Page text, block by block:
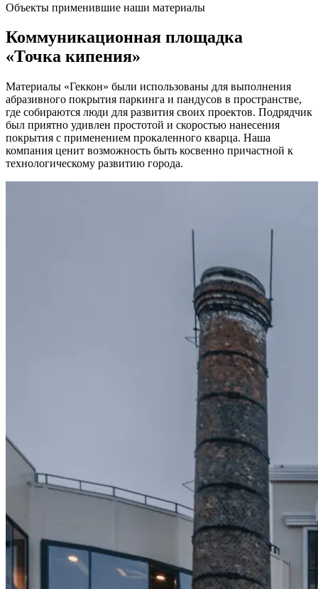
Объекты применившие наши материалы
Коммуникационная площадка
«Точка кипения»
Материалы «Геккон» были использованы для выполнения
абразивного покрытия паркинга и пандусов в пространстве,
где собираются люди для развития своих проектов. Подрядчик
был приятно удивлен простотой и скоростью нанесения
покрытия с применением прокаленного кварца. Наша
компания ценит возможность быть косвенно причастной к
технологическому развитию города.